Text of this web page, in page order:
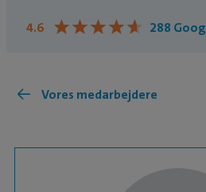
4.6 ★★★★★
★★★★★ 288
Vores medarbejdere